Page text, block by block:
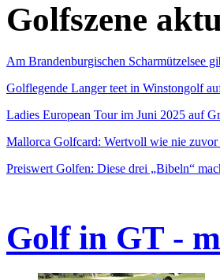
Golfszene
Am Brandenburgischen Scharmützelsee
Golflegende Langer teet in Winstongolf
Ladies European Tour im Juni 2025 auf
Mallorca Golfcard: Wertvoll wie nie zuvor
Preiswert Golfen: Diese drei „Bibeln“
Golf in GT -